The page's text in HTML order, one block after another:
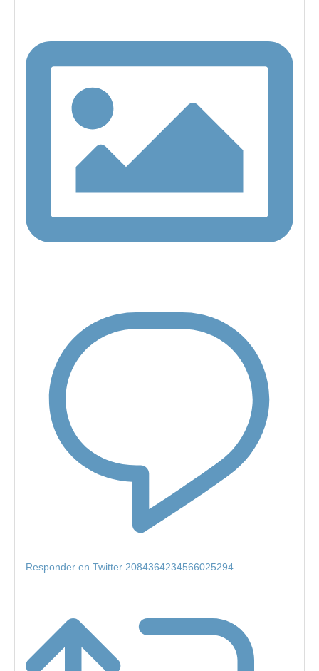
Responder en Twitter 2084364234566025294